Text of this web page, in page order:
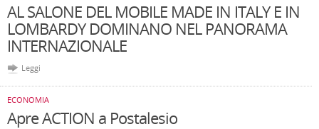
AL SALONE DEL MOBILE MADE IN ITALY E IN
LOMBARDY DOMINANO NEL PANORAMA
INTERNAZIONALE
Leggi
ECONOMIA
Apre ACTION a Postalesio